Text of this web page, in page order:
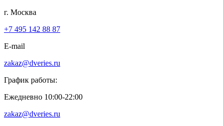
г. Москва
+7 495 142 88 87
E-mail
zakaz@dveries.ru
График работы:
Ежедневно 10:00-22:00
zakaz@dveries.ru